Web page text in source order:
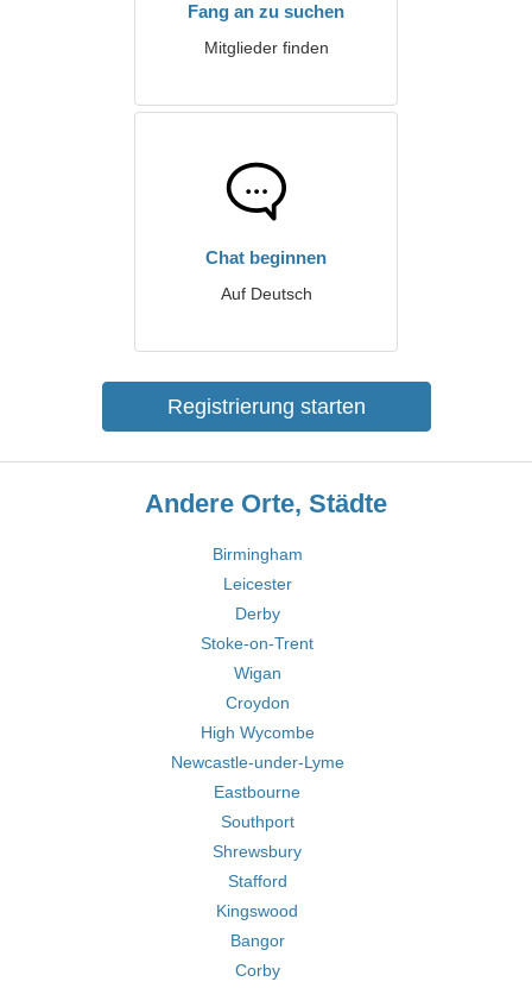
Fang an zu suchen
Mitglieder finden
Chat beginnen
Auf Deutsch
Registrierung starten
Andere Orte, Städte
Birmingham
Leicester
Derby
Stoke-on-Trent
Wigan
Croydon
High Wycombe
Newcastle-under-Lyme
Eastbourne
Southport
Shrewsbury
Stafford
Kingswood
Bangor
Corby